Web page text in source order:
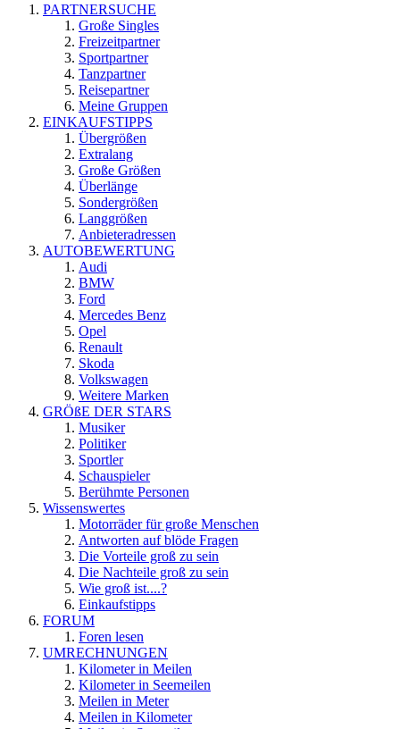
PARTNERSUCHE
Große Singles
Freizeitpartner
Sportpartner
Tanzpartner
Reisepartner
Meine Gruppen
EINKAUFSTIPPS
Übergrößen
Extralang
Große Größen
Überlänge
Sondergrößen
Langgrößen
Anbieteradressen
AUTOBEWERTUNG
Audi
BMW
Ford
Mercedes Benz
Opel
Renault
Skoda
Volkswagen
Weitere Marken
GRÖßE DER STARS
Musiker
Politiker
Sportler
Schauspieler
Berühmte Personen
Wissenswertes
Motorräder für große Menschen
Antworten auf blöde Fragen
Die Vorteile groß zu sein
Die Nachteile groß zu sein
Wie groß ist....?
Einkaufstipps
FORUM
Foren lesen
UMRECHNUNGEN
Kilometer in Meilen
Kilometer in Seemeilen
Meilen in Meter
Meilen in Kilometer